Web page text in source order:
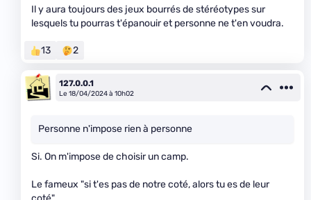
Il y aura toujours des jeux bourrés de stéréotypes sur
lesquels tu pourras t'épanouir et personne ne t'en voudra.
13 2
127.0.0.1
Le 18/04/2024 à 10h02
Personne n'impose rien à personne
Si. On m'impose de choisir un camp.
Le fameux "si t'es pas de notre coté, alors tu es de leur